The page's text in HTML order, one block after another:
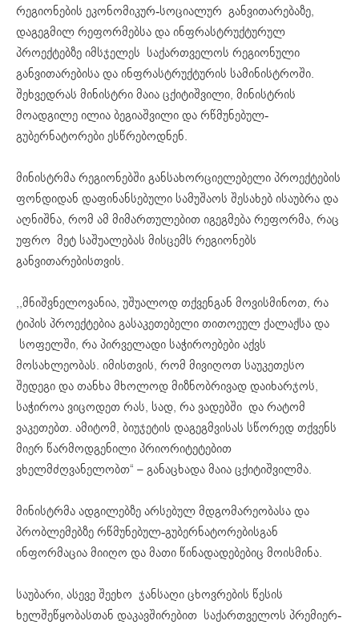
რეგიონების ეკონომიკურ-სოციალურ განვითარებაზე,
დაგეგმილ რეფორმებსა და ინფრასტრუქტურულ
პროექტებზე იმსჯელეს საქართველოს რეგიონული
განვითარებისა და ინფრასტრუქტურის სამინისტროში.
შეხვედრას მინისტრი მაია ცქიტიშვილი, მინისტრის
მოადგილე ილია ბეგიაშვილი და რწმუნებულ-
გუბერნატორები ესწრებოდნენ.
მინისტრმა რეგიონებში განსახორციელებელი პროექტების
ფონდიდან დაფინანსებული სამუშაოს შესახებ ისაუბრა და
აღნიშნა, რომ ამ მიმართულებით იგეგმება რეფორმა, რაც
უფრო მეტ საშუალებას მისცემს რეგიონებს
განვითარებისთვის.
,,მნიშვნელოვანია, უშუალოდ თქვენგან მოვისმინოთ, რა
ტიპის პროექტებია გასაკეთებელი თითოეულ ქალაქსა და
სოფელში, რა პირველადი საჭიროებები აქვს
მოსახლეობას. იმისთვის, რომ მივიღოთ საუკეთესო
შედეგი და თანხა მხოლოდ მიზნობრივად დაიხარჯოს,
საჭიროა ვიცოდეთ რას, სად, რა ვადებში და რატომ
ვაკეთებთ. ამიტომ, ბიუჯეტის დაგეგმვისას სწორედ თქვენს
მიერ წარმოდგენილი პრიორიტეტებით
ვხელმძღვანელობთ“ – განაცხადა მაია ცქიტიშვილმა.
მინისტრმა ადგილებზე არსებულ მდგომარეობასა და
პრობლემებზე რწმუნებულ-გუბერნატორებისგან
ინფორმაცია მიიღო და მათი წინადადებებიც მოისმინა.
საუბარი, ასევე შეეხო ჯანსაღი ცხოვრების წესის
ხელშეწყობასთან დაკავშირებით საქართველოს პრემიერ-